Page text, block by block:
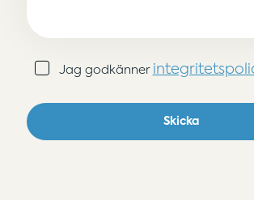
Samtycke
Jag godkänner
Skicka